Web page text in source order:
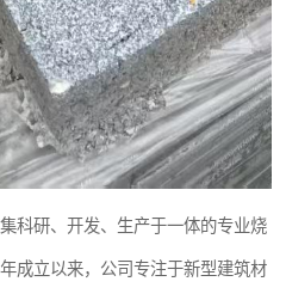
科研、开发、生产于一体的专业烧
成立以来，公司专注于新型建筑材